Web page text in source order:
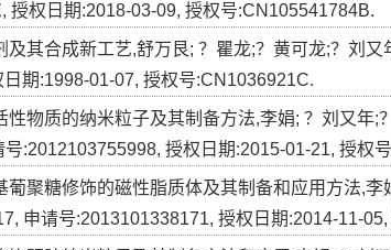
授权日期:2018-03-09, 授权号:CN105541784B.
及其合成新工艺,舒万艮; ？瞿龙;？黄可龙;？刘
期:1998-01-07, 授权号:CN1036921C.
性物质的纳米粒子及其制备方法,李娟; ？刘又年;
:2012103755998, 授权日期:2015-01-21, 授权
葡聚糖修饰的磁性脂质体及其制备和应用方法,
申请号:2013101338171, 授权日期:2014-11-